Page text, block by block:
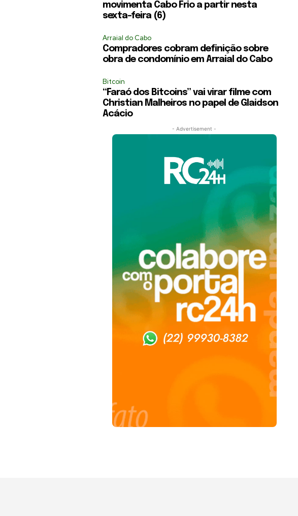
movimenta Cabo Frio a partir nesta
sexta-feira (6)
Arraial do Cabo
Compradores cobram definição sobre
obra de condomínio em Arraial do Cabo
Bitcoin
“Faraó dos Bitcoins” vai virar filme com
Christian Malheiros no papel de Glaidson
Acácio
- Advertisement -